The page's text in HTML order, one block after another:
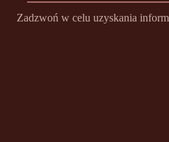
Zadzwoń w celu uzyskania